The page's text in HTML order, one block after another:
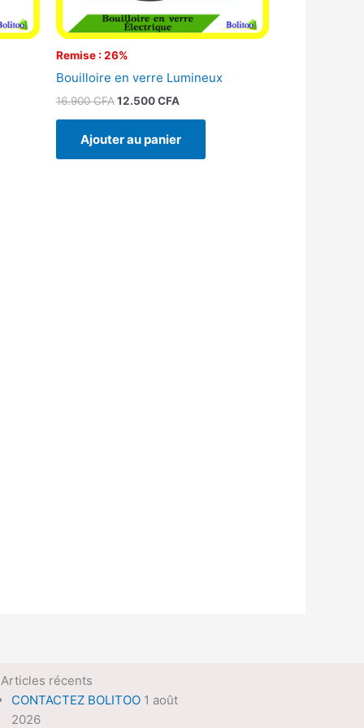
Remise : 26%
Bouilloire en verre Lumineux
16.900CFA 12.500CFA
Ajouter au panier
récents
CONTACTEZ BOLITOO 1 août
2026